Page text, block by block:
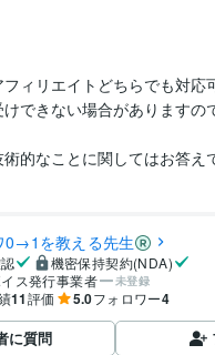
フィリエイトどちらでも対応
できない場合がありますの
術的なことに関してはお答え
0→1を教える先生
機密保持契約(NDA)
ス発行事業者
未登録
11評価 5.0フォロワー4
に質問